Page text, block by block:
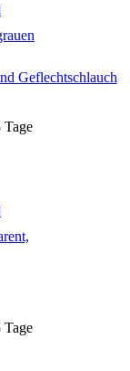
Geflechtschlauch
Tage
Tage